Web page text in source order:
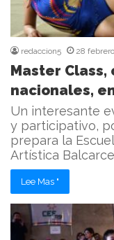
redaccion5 28
Master Class,
nacionales, en
Un interesante
y participativo,
prepara la
Artística
Lee Mas "